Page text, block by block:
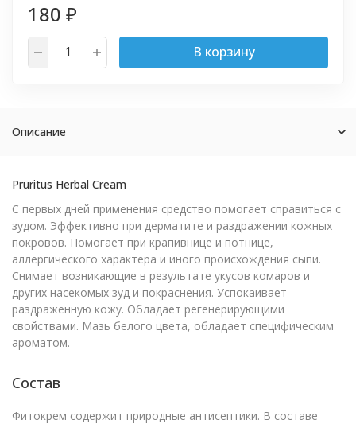
180 ₽
В корзину
Описание
Pruritus Herbal Cream
С первых дней применения средство помогает справиться с
зудом. Эффективно при дерматите и раздражении кожных
покровов. Помогает при крапивнице и потнице,
аллергического характера и иного происхождения сыпи.
Снимает возникающие в результате укусов комаров и
других насекомых зуд и покраснения. Успокаивает
раздраженную кожу. Обладает регенерирующими
свойствами. Мазь белого цвета, обладает специфическим
ароматом.
Состав
Фитокрем содержит природные антисептики. В составе